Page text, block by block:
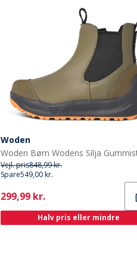
Woden
Vejl. pris848,99 kr.
Spare549,00 kr.
Current
299,99 kr.
Halv pris eller mindre